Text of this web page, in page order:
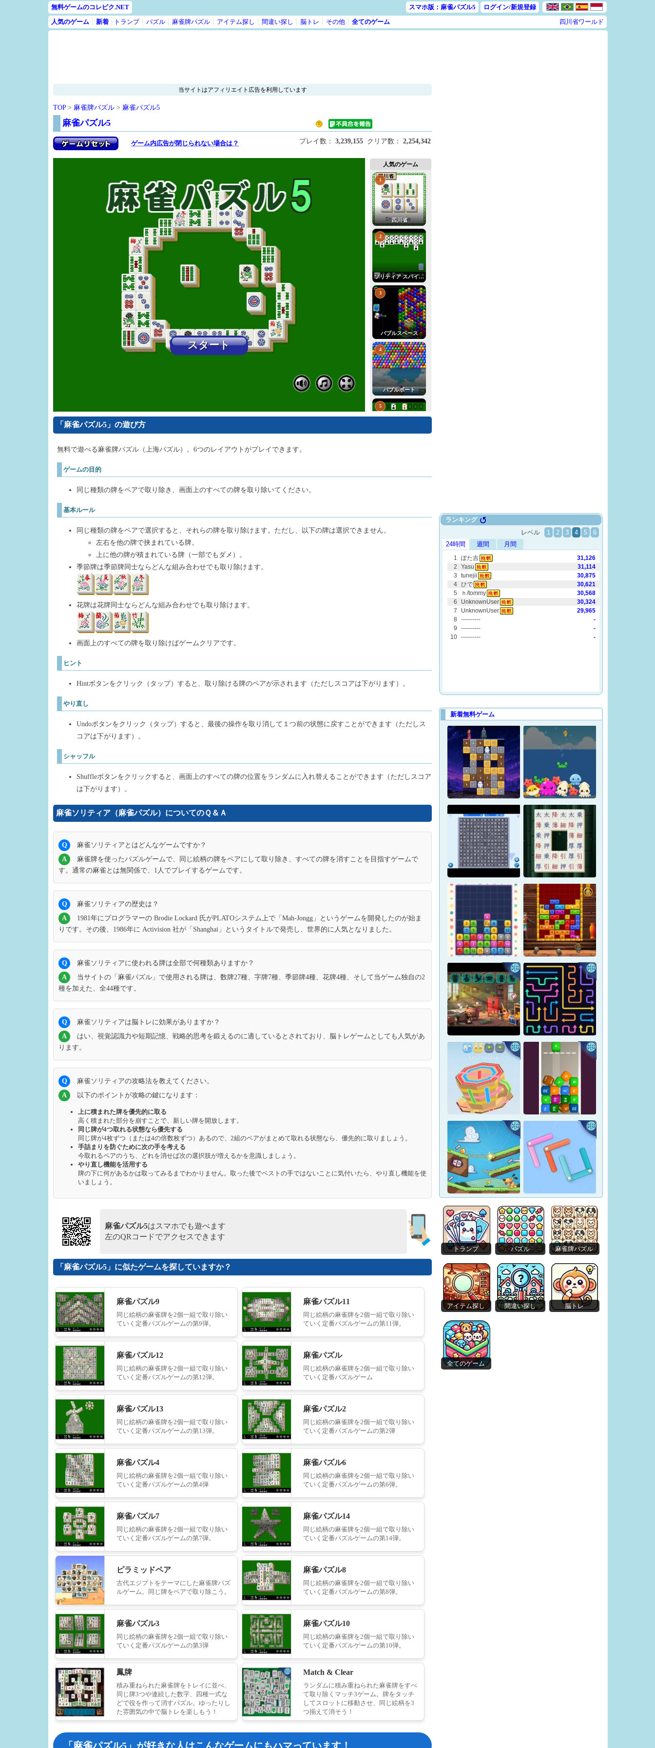
無料ゲームのコレピク.NET スマホ版：麻雀パズル5
ログイン/新規登録
人気のゲーム
新着 トランプ パズル 麻雀牌パズル アイテム探し 間違い探し 脳トレ その他 全てのゲーム 四川省ワールド
当サイトはアフィリエイト広告を利用しています
TOP> 麻雀牌パズル > 麻雀パズル5
麻雀パズル5
プレイ数： 3,239,155 クリア数： 2,254,342
ゲーム内広告が閉じられない場合は？
人気のゲーム
1
四川省
2
ソリティア スパイダー
3
バブルスペース
4
バブルボート
5
7
ソリティア ピラミッド
13
14
単語さがし
18
19
フェイスコネクト
「麻雀パズル5」の遊び方
無料で遊べる麻雀牌パズル（上海パズル）。6つのレイアウトがプレイできます。
ゲームの目的
同じ種類の牌をペアで取り除き、画面上のすべての牌を取り除いてください。
基本ルール
同じ種類の牌をペアで選択すると、それらの牌を取り除けます。ただし、以下の牌は選択できません。
左右を他の牌で挟まれている牌。
上に他の牌が積まれている牌（一部でもダメ）。
季節牌は季節牌同士ならどんな組み合わせでも取り除けます。
花牌は花牌同士ならどんな組み合わせでも取り除けます。
画面上のすべての牌を取り除けばゲームクリアです。
ヒント
Hintボタンをクリック（タップ）すると、取り除ける牌のペアが示されます（ただしスコアは下がります）。
やり直し
Undoボタンをクリック（タップ）すると、最後の操作を取り消して１つ前の状態に戻すことができます（ただしス
コアは下がります）。
シャッフル
Shuffleボタンをクリックすると、画面上のすべての牌の位置をランダムに入れ替えることができます（ただしスコア
は下がります）。
麻雀ソリティア（麻雀パズル）についてのＱ＆Ａ
Q
麻雀ソリティアとはどんなゲームですか？
A
麻雀牌を使ったパズルゲームで、同じ絵柄の牌をペアにして取り除き、すべての牌を消すことを目指すゲームで
す。通常の麻雀とは無関係で、1人でプレイするゲームです。
Q
麻雀ソリティアの歴史は？
A
1981年にプログラマーの Brodie Lockard 氏がPLATOシステム上で「Mah-Jongg」というゲームを開発したのが始ま
りです。その後、1986年に Activision 社が「Shanghai」というタイトルで発売し、世界的に人気となりました。
Q
麻雀ソリティアに使われる牌は全部で何種類ありますか？
A
当サイトの「麻雀パズル」で使用される牌は、数牌27種、字牌7種、季節牌4種、花牌4種、そして当ゲーム独自の2
種を加えた、全44種です。
Q
麻雀ソリティアは脳トレに効果がありますか？
A
はい、視覚認識力や短期記憶、戦略的思考を鍛えるのに適しているとされており、脳トレゲームとしても人気があ
ります。
Q
麻雀ソリティアの攻略法を教えてください。
A
以下のポイントが攻略の鍵になります：
上に積まれた牌を優先的に取る
高く積まれた部分を崩すことで、新しい牌を開放します。
同じ牌が4つ取れる状態なら優先する
同じ牌が4枚ずつ（または4の倍数枚ずつ）あるので、2組のペアがまとめて取れる状態なら、優先的に取りましょう。
手詰まりを防ぐために次の手を考える
今取れるペアのうち、どれを消せば次の選択肢が増えるかを意識しましょう。
やり直し機能を活用する
牌の下に何があるかは取ってみるまでわかりません。取った後でベストの手ではないことに気付いたら、やり直し機能を使
いましょう。
麻雀パズル5はスマホでも遊べます
左のQRコードでアクセスできます
「麻雀パズル5」に似たゲームを探していますか？
麻雀パズル9
同じ絵柄の麻雀牌を2個一組で取り除い
ていく定番パズルゲームの第9弾。
麻雀パズル11
同じ絵柄の麻雀牌を2個一組で取り除い
ていく定番パズルゲームの第11弾。
麻雀パズル12
同じ絵柄の麻雀牌を2個一組で取り除い
ていく定番パズルゲームの第12弾。
麻雀パズル
同じ絵柄の麻雀牌を2個一組で取り除い
ていく定番パズルゲーム
麻雀パズル13
同じ絵柄の麻雀牌を2個一組で取り除い
ていく定番パズルゲームの第13弾。
麻雀パズル2
同じ絵柄の麻雀牌を2個一組で取り除い
ていく定番パズルゲームの第2弾
麻雀パズル4
同じ絵柄の麻雀牌を2個一組で取り除い
ていく定番パズルゲームの第4弾
麻雀パズル6
同じ絵柄の麻雀牌を2個一組で取り除い
ていく定番パズルゲームの第6弾。
麻雀パズル7
同じ絵柄の麻雀牌を2個一組で取り除い
ていく定番パズルゲームの第7弾。
麻雀パズル14
同じ絵柄の麻雀牌を2個一組で取り除い
ていく定番パズルゲームの第14弾。
ピラミッドペア
古代エジプトをテーマにした麻雀牌パズ
ルゲーム。同じ牌をペアで取り除こう。
麻雀パズル8
同じ絵柄の麻雀牌を2個一組で取り除い
ていく定番パズルゲームの第8弾。
麻雀パズル3
同じ絵柄の麻雀牌を2個一組で取り除い
ていく定番パズルゲームの第3弾
麻雀パズル10
同じ絵柄の麻雀牌を2個一組で取り除い
ていく定番パズルゲームの第10弾。
鳳牌
積み重ねられた麻雀牌をトレイに並べ、
同じ牌3つや連続した数字、四種一式な
どで役を作って消すパズル。ゆったりし
た雰囲気の中で脳トレを楽しもう！
Match & Clear
ランダムに積み重ねられた麻雀牌をすべ
て取り除くマッチ3ゲーム。牌をタッチ
してスロットに移動させ、同じ絵柄を3
つ揃えて消そう！
「麻雀パズル5」が好きな人はこんなゲームにもハマっています！
新着無料ゲーム
魔石パズル～石にされた
おさかなゲーム
漢字タテヨコパズル 反対語コネクト
王家パズル
Hidden Objects: Hilltop
Manor
Tap Arrows: New Levels
Tape Sort 3D
Lazy Dog Crunch Locked
トランプ パズル 麻雀牌パズル
アイテム探し 間違い探し 脳トレ
全てのゲーム